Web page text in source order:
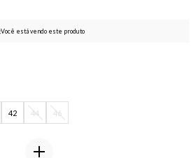
Você está vendo este produto
42 44 46